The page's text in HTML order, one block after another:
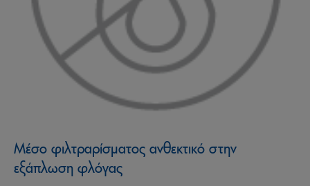
Μέσο φιλτραρίσματος ανθεκτικό στην
εξάπλωση φλόγας